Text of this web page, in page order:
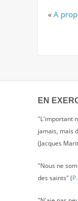
« A
EN
"L'important
jamais, mais
(Jacques
"Nous ne
des saints" (